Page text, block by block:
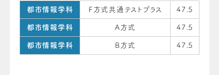
都市情報学科 Ｆ方式共通テストプラス 47.5
都市情報学科 A方式 47.5
都市情報学科 B方式 47.5